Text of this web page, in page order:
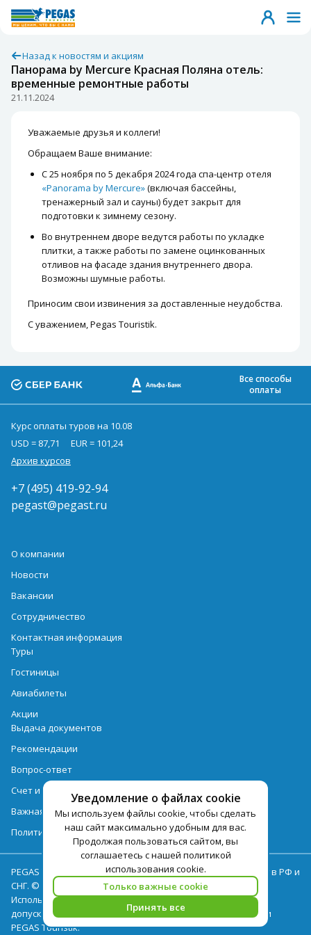
Назад к новостям и акциям
Панорама by Mercure Красная Поляна отель:
временные ремонтные работы
21.11.2024
Уважаемые друзья и коллеги!
Обращаем Ваше внимание:
С 25 ноября по 5 декабря 2024 года спа-центр отеля
«Panorama by Mercure»(включая бассейны,
тренажерный зал и сауны) будет закрыт для
подготовки к зимнему сезону.
Во внутреннем дворе ведутся работы по укладке
плитки, а также работы по замене оцинкованных
отливов на фасаде здания внутреннего двора.
Возможны шумные работы.
Приносим свои извинения за доставленные неудобства.
С уважением, Pegas Touristik.
Уведомление о файлах cookie
Мы используем файлы cookie, чтобы сделать
наш сайт максимально удобным для вас.
Продолжая пользоваться сайтом, вы
соглашаетесь с нашей политикой
использования cookie.
Только важные cookie
Принять все
Все способы
оплаты
Курс оплаты туров на 10.08
USD = 87,71
EUR = 101,24
Архив курсов
+7 (495) 419-92-94
pegast@pegast.ru
О компании
Новости
Вакансии
Сотрудничество
Контактная информация
Туры
Гостиницы
Авиабилеты
Акции
Выдача документов
Рекомендации
Вопрос-ответ
Счет и оплата
Важная информация по турпродукту
Политика обработки персональных данных
PEGAS Touristik — ведущий оператор туристических услуг в РФ и
СНГ. © 2026
Использование текстов и фотографий с сайта pegast.ru
допускается только с письменного разрешения компании
PEGAS Touristik.